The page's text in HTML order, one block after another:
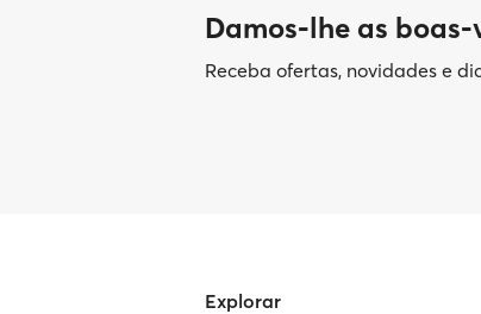
Damos-lhe as
Receba ofertas, novidades e
Explorar